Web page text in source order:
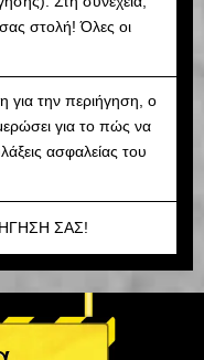
στολή! Όλες οι
για την περιήγηση, ο
για το πώς να
ασφαλείας του
ΣΑΣ!